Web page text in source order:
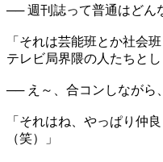
── 週刊誌って普通はどん
「それは芸能班とか社会
テレビ局界隈の人たちと
── え～、合コンしながら
「それはね、やっぱり仲
（笑）」